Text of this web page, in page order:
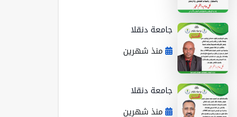
جامعة دنقلا
منذ شهرين
جامعة دنقلا
منذ شهرين